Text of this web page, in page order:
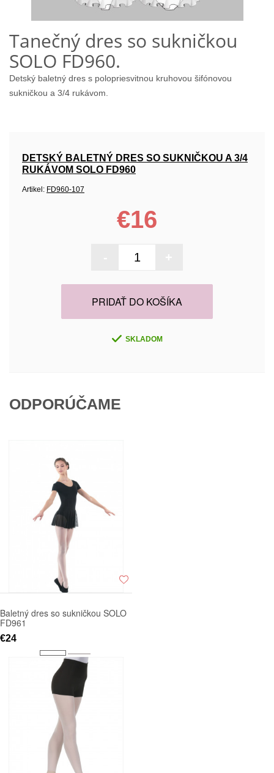
Tanečný dres so sukničkou
SOLO FD960.
Detský baletný dres s polopriesvitnou kruhovou šifónovou
sukničkou a 3/4 rukávom.
DETSKÝ BALETNÝ DRES SO SUKNIČKOU A 3/4
RUKÁVOM SOLO FD960
Artikel: FD960-107
€16
PRIDAŤ DO KOŠÍKA
SKLADOM
ODPORÚČAME
Baletný dres so sukničkou SOLO
FD961
€24